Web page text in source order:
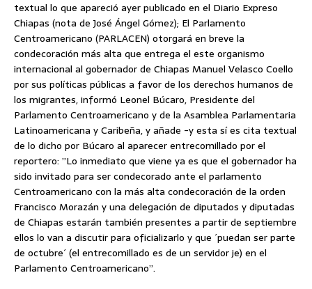
textual lo que apareció ayer publicado en el Diario Expreso
Chiapas (nota de José Ángel Gómez); El Parlamento
Centroamericano (PARLACEN) otorgará en breve la
condecoración más alta que entrega el este organismo
internacional al gobernador de Chiapas Manuel Velasco Coello
por sus políticas públicas a favor de los derechos humanos de
los migrantes, informó Leonel Búcaro, Presidente del
Parlamento Centroamericano y de la Asamblea Parlamentaria
Latinoamericana y Caribeña, y añade -y esta sí es cita textual
de lo dicho por Búcaro al aparecer entrecomillado por el
reportero: ”Lo inmediato que viene ya es que el gobernador ha
sido invitado para ser condecorado ante el parlamento
Centroamericano con la más alta condecoración de la orden
Francisco Morazán y una delegación de diputados y diputadas
de Chiapas estarán también presentes a partir de septiembre
ellos lo van a discutir para oficializarlo y que ´puedan ser parte
de octubre´ (el entrecomillado es de un servidor je) en el
Parlamento Centroamericano”.